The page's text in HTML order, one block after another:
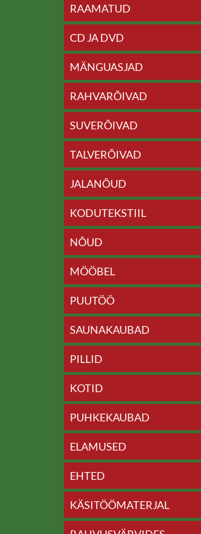
RAAMATUD
CD JA DVD
MÄNGUASJAD
RAHVARÕIVAD
SUVERÕIVAD
TALVERÕIVAD
JALANÕUD
KODUTEKSTIIL
NÕUD
MÖÖBEL
PUUTÖÖ
SAUNAKAUBAD
PILLID
KOTID
PUHKEKAUBAD
ELAMUSED
EHTED
KÄSITÖÖMATERJAL